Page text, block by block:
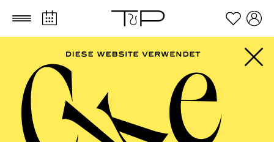
Zum Hauptinhalt springen Zum Footer springen
PHILHARMONIE